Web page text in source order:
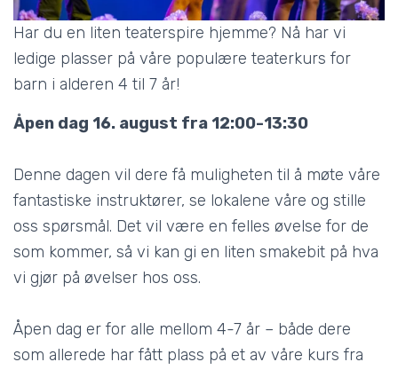
Har du en liten teaterspire hjemme? Nå har vi
ledige plasser på våre populære teaterkurs for
barn i alderen 4 til 7 år!
Åpen dag 16. august fra 12:00-13:30
Denne dagen vil dere få muligheten til å møte våre
fantastiske instruktører, se lokalene våre og stille
oss spørsmål. Det vil være en felles øvelse for de
som kommer, så vi kan gi en liten smakebit på hva
vi gjør på øvelser hos oss.
Åpen dag er for alle mellom 4-7 år – både dere
som allerede har fått plass på et av våre kurs fra